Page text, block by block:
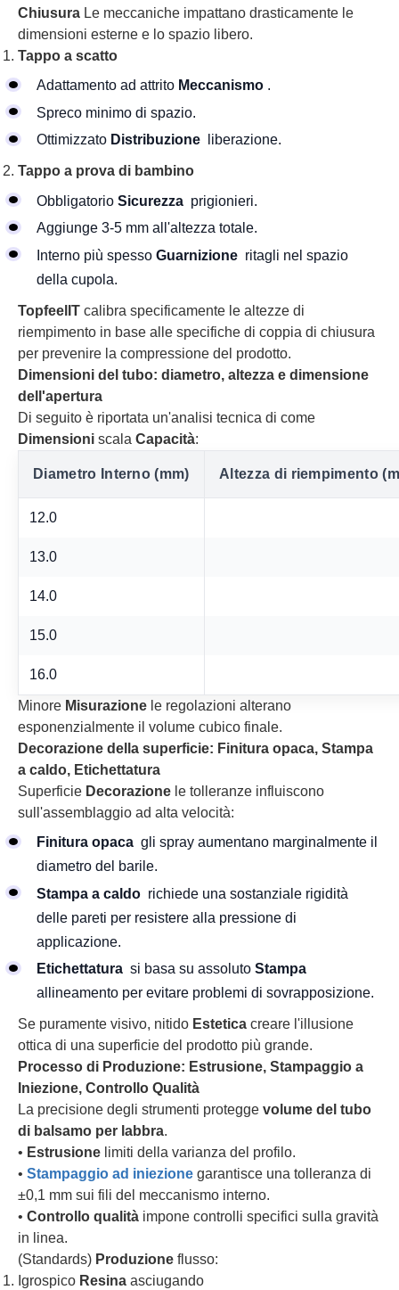
Chiusura Le meccaniche impattano drasticamente le
dimensioni esterne e lo spazio libero.
Tappo a scatto
Adattamento ad attrito Meccanismo .
Spreco minimo di spazio.
Ottimizzato Distribuzione liberazione.
Tappo a prova di bambino
Obbligatorio Sicurezza prigionieri.
Aggiunge 3-5 mm all'altezza totale.
Interno più spesso Guarnizione ritagli nel spazio
della cupola.
TopfeelIT calibra specificamente le altezze di
riempimento in base alle specifiche di coppia di chiusura
per prevenire la compressione del prodotto.
Dimensioni del tubo: diametro, altezza e dimensione
dell'apertura
Di seguito è riportata un'analisi tecnica di come
Dimensioni scala Capacità:
Diametro Interno (mm) Altezza di riempimento
12.0
13.0
14.0
15.0
16.0
Minore Misurazione le regolazioni alterano
esponenzialmente il volume cubico finale.
Decorazione della superficie: Finitura opaca, Stampa
a caldo, Etichettatura
Superficie Decorazione le tolleranze influiscono
sull'assemblaggio ad alta velocità:
Finitura opaca gli spray aumentano marginalmente il
diametro del barile.
Stampa a caldo richiede una sostanziale rigidità
delle pareti per resistere alla pressione di
applicazione.
Etichettatura si basa su assoluto Stampa
allineamento per evitare problemi di sovrapposizione.
Se puramente visivo, nitido Estetica creare l'illusione
ottica di una superficie del prodotto più grande.
Processo di Produzione: Estrusione, Stampaggio a
Iniezione, Controllo Qualità
La precisione degli strumenti protegge volume del tubo
di balsamo per labbra.
• Estrusione limiti della varianza del profilo.
• Stampaggio ad iniezione garantisce una tolleranza di
±0,1 mm sui fili del meccanismo interno.
• Controllo qualità impone controlli specifici sulla gravità
in linea.
(Standards) Produzione flusso:
Igrospico Resina asciugando